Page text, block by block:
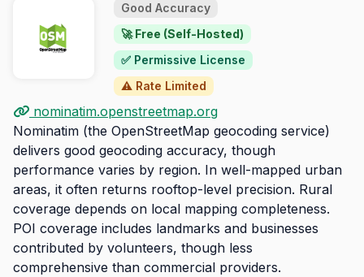
Good Accuracy
🚀 Free (Self-Hosted)
✅ Permissive License
⚠️ Rate Limited
nominatim.openstreetmap.org
Nominatim (the OpenStreetMap geocoding service)
delivers good geocoding accuracy, though
performance varies by region. In well-mapped urban
areas, it often returns rooftop-level precision. Rural
coverage depends on local mapping completeness.
POI coverage includes landmarks and businesses
contributed by volunteers, though less
comprehensive than commercial providers.